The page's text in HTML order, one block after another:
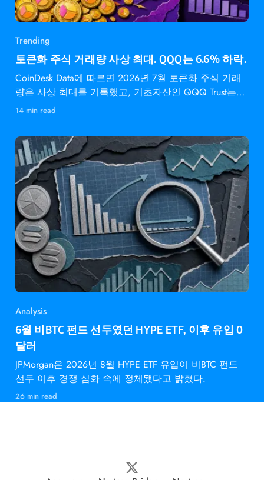
Trending
토큰화 주식 거래량 사상 최대. QQQ는 6.6% 하락.
CoinDesk Data에 따르면 2026년 7월 토큰화 주식 거래
량은 사상 최대를 기록했고, 기초자산인 QQQ Trust는
6.6% 하락했다.
14 min read
Analysis
6월 비BTC 펀드 선두였던 HYPE ETF, 이후 유입 0
달러
JPMorgan은 2026년 8월 HYPE ETF 유입이 비BTC 펀드
선두 이후 경쟁 심화 속에 정체됐다고 밝혔다.
26 min read